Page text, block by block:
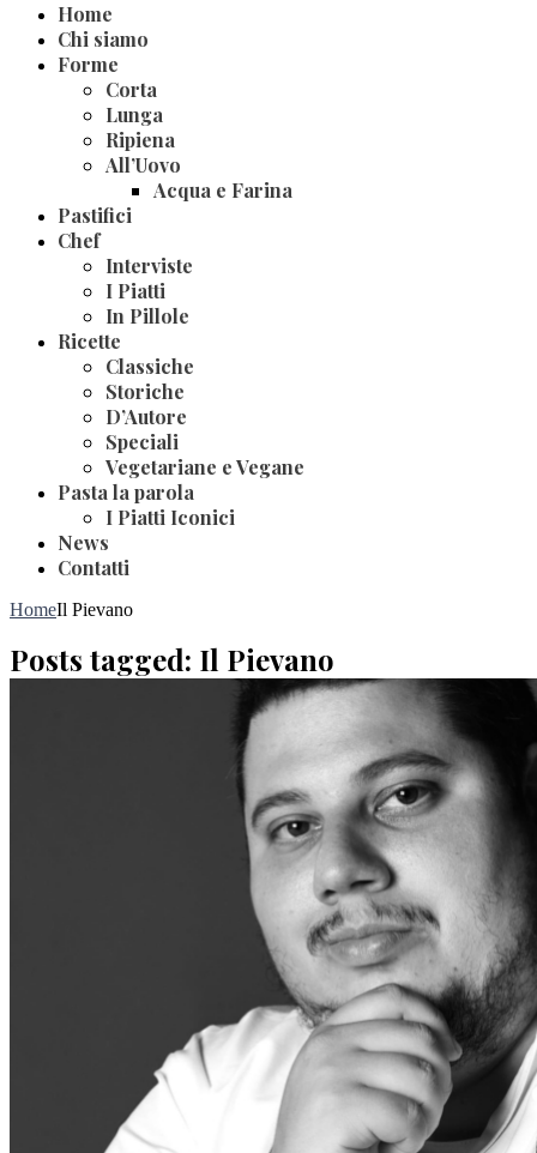
Home
Chi siamo
Forme
Corta
Lunga
Ripiena
All’Uovo
Acqua e Farina
Pastifici
Chef
Interviste
I Piatti
In Pillole
Ricette
Classiche
Storiche
D’Autore
Speciali
Vegetariane e Vegane
Pasta la parola
I Piatti Iconici
News
Contatti
HomeIl Pievano
Posts tagged: Il Pievano